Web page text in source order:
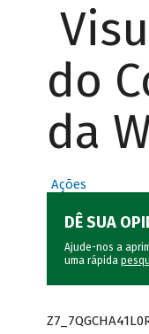
do
da
Ações
DÊ SUA
Ajude-nos a
uma rápida